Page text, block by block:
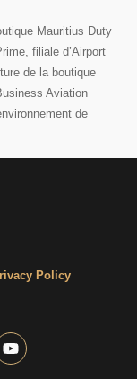
Mauritius Duty
filiale d’Airport
de la boutique
Aviation
de
Policy